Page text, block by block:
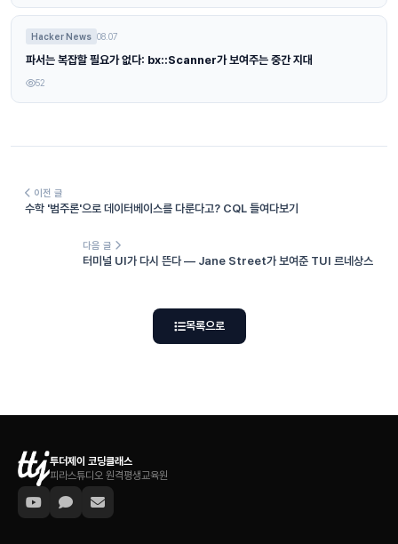
Hacker News 08.07
파서는 복잡할 필요가 없다: bx::Scanner가 보여주는 중간 지대
52
이전 글
수학 '범주론'으로 데이터베이스를 다룬다고? CQL 들여다보기
다음 글
터미널 UI가 다시 뜬다 — Jane Street가 보여준 TUI 르네상스
목록으로
투더제이 코딩클래스
피라스튜디오 원격평생교육원